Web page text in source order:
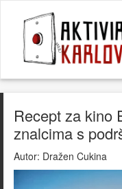
Recept za kino
znalcima s
Autor: Dražen Cukina